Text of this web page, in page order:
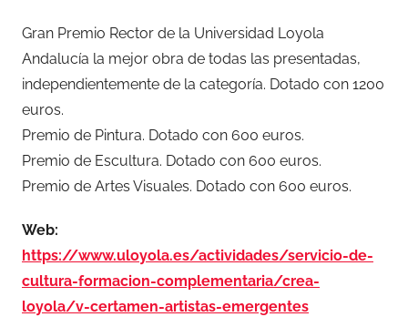
Gran Premio Rector de la Universidad Loyola
Andalucía la mejor obra de todas las presentadas,
independientemente de la categoría. Dotado con 1200
euros.
Premio de Pintura. Dotado con 600 euros.
Premio de Escultura. Dotado con 600 euros.
Premio de Artes Visuales. Dotado con 600 euros.
Web:
https://www.uloyola.es/actividades/servicio-de-
cultura-formacion-complementaria/crea-
loyola/v-certamen-artistas-emergentes